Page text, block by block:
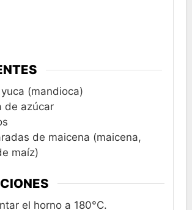
(mandioca)
de azúcar
de maicena (maicena,
maíz)
el horno a 180°C.